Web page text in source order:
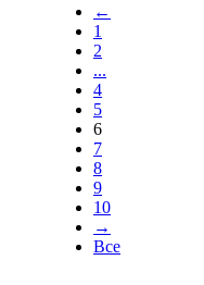
←
1
2
...
4
5
6
7
8
9
10
→
Все